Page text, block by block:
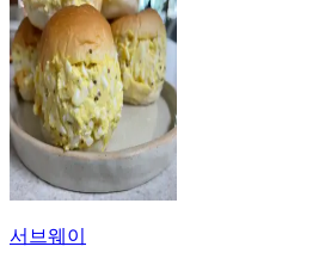
서브웨이